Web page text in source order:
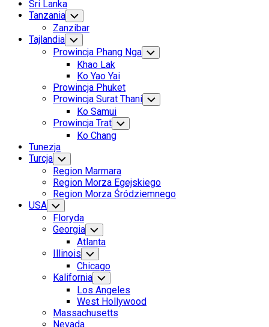
Sri Lanka
Tanzania Toggle
Child
Menu
Zanzibar
Tajlandia Toggle
Child
Menu
Prowincja Phang Nga Toggle
Child
Khao Lak
Ko Yao Yai
Prowincja Phuket
Prowincja Surat Thani Toggle
Child
Ko Samui
Prowincja Trat Toggle
Child
Menu
Ko Chang
Tunezja
Turcja Toggle
Child
Menu
Region Marmara
Region Morza Egejskiego
Region Morza Śródziemnego
USA Toggle
Child
Menu
Floryda
Georgia Toggle
Child
Menu
Atlanta
Illinois Toggle
Child
Menu
Chicago
Kalifornia Toggle
Child
Menu
Los Angeles
West Hollywood
Massachusetts
Nevada